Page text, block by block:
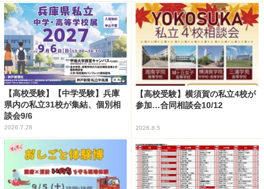
【高校受験】【中学受験】兵庫
県内の私立31校が集結、個別相
談会9/6
2026.7.28
【高校受験】横須賀の私立4校が
参加…合同相談会10/12
2026.8.5